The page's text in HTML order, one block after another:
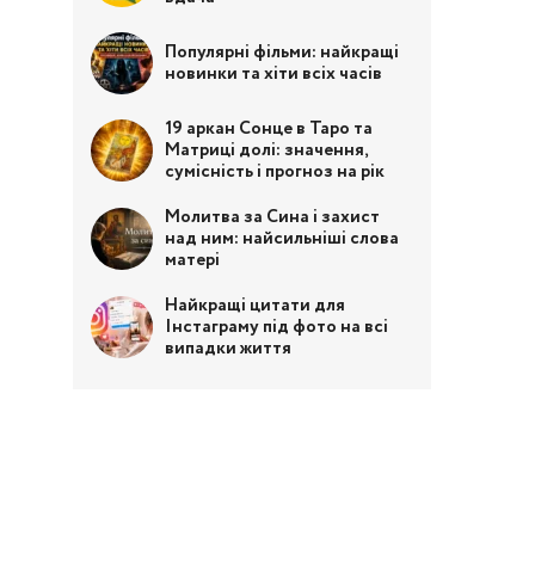
Популярні фільми: найкращі
новинки та хіти всіх часів
19 аркан Сонце в Таро та
Матриці долі: значення,
сумісність і прогноз на рік
Молитва за Сина і захист
над ним: найсильніші слова
матері
Найкращі цитати для
Інстаграму під фото на всі
випадки життя